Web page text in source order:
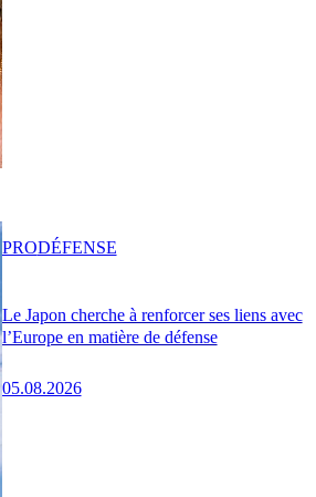
Le Japon cherche à renforcer ses liens avec
l’Europe en matière de défense
05.08.2026
PRODÉFENSE